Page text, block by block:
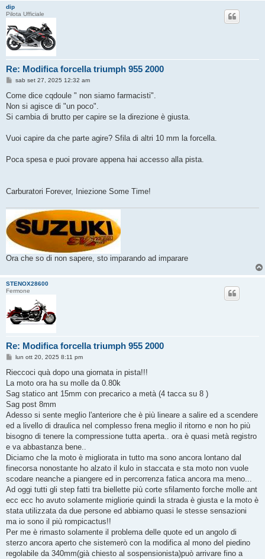
dip
Pilota Ufficiale
Re: Modifica forcella triumph 955 2000
M
s
a
g
o
sab set 27, 2025 12:32 am
Come dice cqdoule " non siamo farmacisti".
Non si agisce di "un poco".
Si cambia di brutto per capire se la direzione è giusta.
Vuoi capire da che parte agire? Sfila di altri 10 mm la forcella.
Poca spesa e puoi provare appena hai accesso alla pista.
Carburatori Forever, Iniezione Some Time!
Ora che so di non sapere, sto imparando ad imparare
STENOX28600
Fermone
Re: Modifica forcella triumph 955 2000
M
s
a
g
g
i
o
lun ott 20, 2025 8:11 pm
Rieccoci quà dopo una giornata in pista!!!
La moto ora ha su molle da 0.80k
Sag statico ant 15mm con precarico a metà (4 tacca su 8 )
Sag post 8mm
Adesso si sente meglio l'anteriore che è più lineare a salire ed a scendere
ed a livello di draulica nel complesso frena meglio il ritorno e non ho più
bisogno di tenere la compressione tutta aperta.. ora è quasi metà registro
e va abbastanza bene..
Diciamo che la moto è migliorata in tutto ma sono ancora lontano dal
finecorsa nonostante ho alzato il kulo in staccata e sta moto non vuole
scodare neanche a piangere ed in percorrenza fatica ancora ma meno...
Ad oggi tutti gli step fatti tra biellette più corte sfilamento forche molle ant
ecc ecc ho avuto solamente migliorie quindi la strada è giusta e la moto è
stata utilizzata da due persone ed abbiamo quasi le stesse sensazioni
ma io sono il più rompicactus!!
Per me è rimasto solamente il problema delle quote ed un angolo di
sterzo ancora aperto che sistemerò con la modifica al mono del piedino
regolabile da 340mm(già chiesto al sospensionista)può arrivare fino a